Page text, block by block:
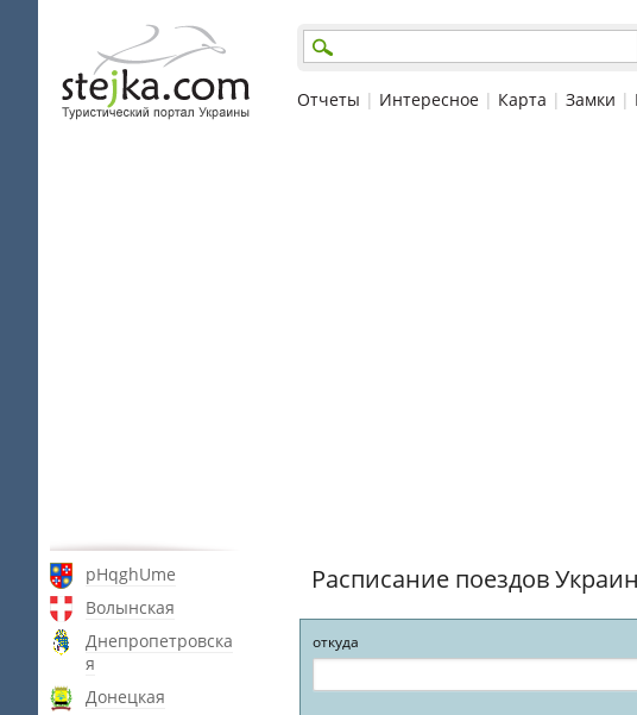
Отчеты | Интересное | Карта | Замки |
pHqghUme
Волынская
Днепропетровска
я
Донецкая
Расписание поездов
откуда